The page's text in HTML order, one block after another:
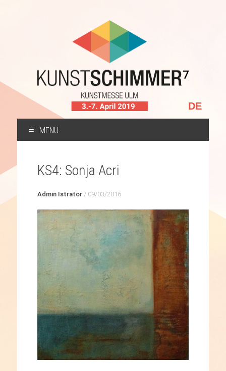
Sprache
auswählen
MENÜ
SPRINGEN
KS4: Sonja Acri
Admin Istrator/ 09/03/2016